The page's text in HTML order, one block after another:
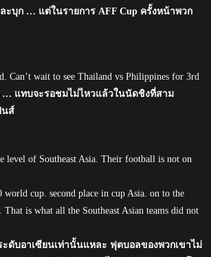
ะบุก … แต่ในรายการ AFF Cup ครั้งหน้าพวก
Can’t wait to see Thailand vs Philippines for 3rd
แทบจะรอชมไม่ไหวแล้วในนัดชิงที่สาม
นส์
level of Southeast Asia. Their football is not on
world cup. second place in cup Asia. on to the
That is what all the Southeast Asian teams did not
ดับอาเซียนเท่านั้นแหละ ฟุตบอลของพวกเขาไม่